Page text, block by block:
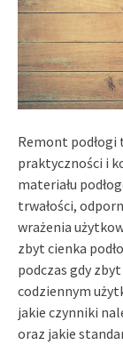
Remont
praktyczności i
materiału
trwałości,
wrażenia
zbyt cienka
podczas gdy
codziennym
jakie czynniki
oraz jakie